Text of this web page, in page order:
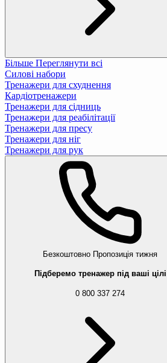
Більше Переглянути всі
Силові набори
Тренажери для схуднення
Кардіотренажери
Тренажери для сідниць
Тренажери для реабілітації
Тренажери для пресу
Тренажери для ніг
Тренажери для рук
Безкоштовно Пропозиція тижня
Підберемо тренажер під ваші цілі
0 800 337 274